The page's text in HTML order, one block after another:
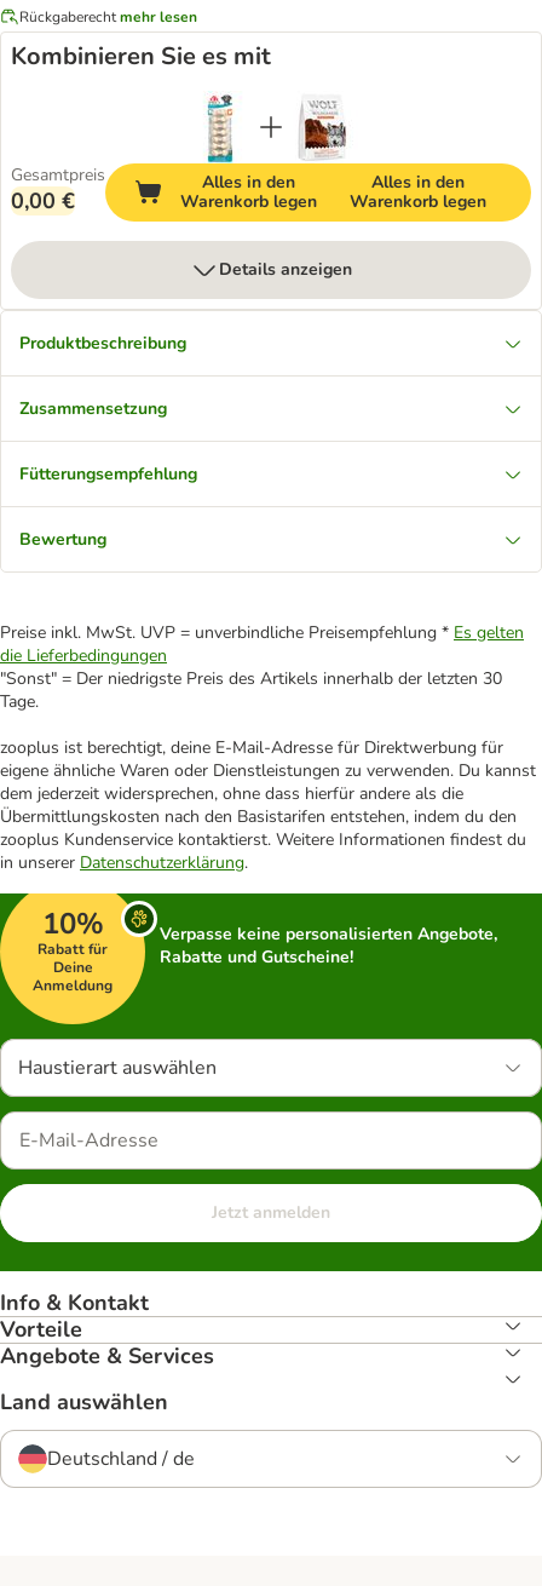
Rückgaberechtmehr lesen
Kombinieren Sie es mit
Gesamtpreis
0,00 €
Alles in den
Warenkorb legen
Alles in den
Warenkorb legen
Details anzeigen
Produktbeschreibung
Zusammensetzung
Fütterungsempfehlung
Bewertung
Preise inkl. MwSt. UVP = unverbindliche Preisempfehlung * Es gelten
die Lieferbedingungen
"Sonst" = Der niedrigste Preis des Artikels innerhalb der letzten 30
Tage.
zooplus ist berechtigt, deine E-Mail-Adresse für Direktwerbung für
eigene ähnliche Waren oder Dienstleistungen zu verwenden. Du kannst
dem jederzeit widersprechen, ohne dass hierfür andere als die
Übermittlungskosten nach den Basistarifen entstehen, indem du den
zooplus Kundenservice kontaktierst. Weitere Informationen findest du
in unserer Datenschutzerklärung.
10%
Rabatt für
Deine
Anmeldung
Verpasse keine personalisierten Angebote,
Rabatte und Gutscheine!
Haustierart auswählen
Jetzt anmelden
Info & Kontakt
Vorteile
Angebote & Services
Land auswählen
Deutschland / de